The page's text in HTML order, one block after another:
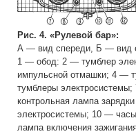
Рис. 4. «Рулевой бар»:
А — вид спереди, Б — вид
1 — обод: 2 — тумблер
импульсной отмашки; 4 —
тумблеры
контрольная лампа
электросистемы; 10 —
лампа включения